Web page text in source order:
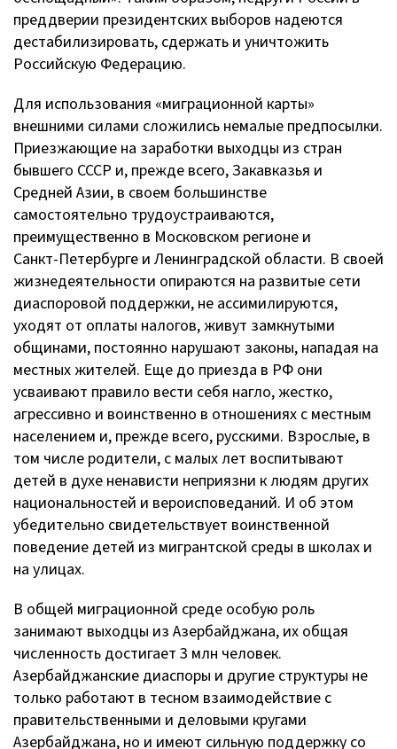
преддверии президентских выборов надеются
дестабилизировать, сдержать и уничтожить
Российскую Федерацию.
Для использования «миграционной карты»
внешними силами сложились немалые предпосылки.
Приезжающие на заработки выходцы из стран
бывшего СССР и, прежде всего, Закавказья и
Средней Азии, в своем большинстве
самостоятельно трудоустраиваются,
преимущественно в Московском регионе и
Санкт-Петербурге и Ленинградской области. В своей
жизнедеятельности опираются на развитые сети
диаспоровой поддержки, не ассимилируются,
уходят от оплаты налогов, живут замкнутыми
общинами, постоянно нарушают законы, нападая на
местных жителей. Еще до приезда в РФ они
усваивают правило вести себя нагло, жестко,
агрессивно и воинственно в отношениях с местным
населением и, прежде всего, русскими. Взрослые, в
том числе родители, с малых лет воспитывают
детей в духе ненависти неприязни к людям других
национальностей и вероисповеданий. И об этом
убедительно свидетельствует воинственной
поведение детей из мигрантской среды в школах и
на улицах.
В общей миграционной среде особую роль
занимают выходцы из Азербайджана, их общая
численность достигает 3 млн человек.
Азербайджанские диаспоры и другие структуры не
только работают в тесном взаимодействие с
правительственными и деловыми кругами
Азербайджана, но и имеют сильную поддержку со